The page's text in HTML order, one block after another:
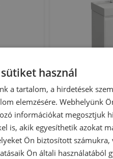
Laufen
45 cm, 1
zsanér,
használ
a tartalom, a hirdetések
elemzésére. Webhelyünk
információkat megosztjuk
is, akik egyesíthetik azokat
Ön biztosított számukra,
Ön általi használatából